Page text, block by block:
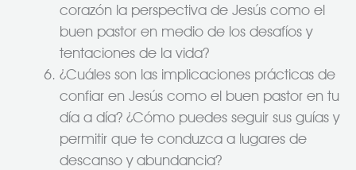
corazón la perspectiva de Jesús como el
buen pastor en medio de los desafíos y
tentaciones de la vida?
¿Cuáles son las implicaciones prácticas de
confiar en Jesús como el buen pastor en tu
día a día? ¿Cómo puedes seguir sus guías y
permitir que te conduzca a lugares de
descanso y abundancia?